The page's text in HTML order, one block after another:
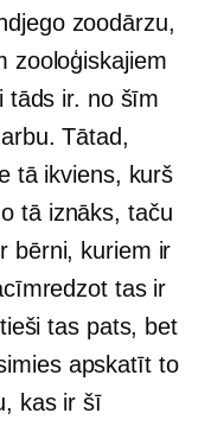
zoodārzu,
zooloģiskajiem
tāds ir. no šīm
Tātad,
tā ikviens, kurš
tā iznāks, taču
bērni, kuriem ir
tas ir
tas pats, bet
apskatīt to
kas ir šī